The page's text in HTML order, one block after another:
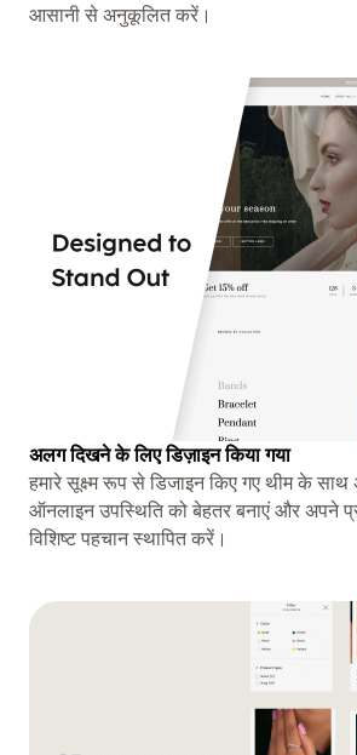
आसानी से अनुकूलित करें।
अलग दिखने के लिए डिज़ाइन किया गया
हमारे सूक्ष्म रूप से डिजाइन किए गए थीम के साथ
ऑनलाइन उपस्थिति को बेहतर बनाएं और अपने
विशिष्ट पहचान स्थापित करें।